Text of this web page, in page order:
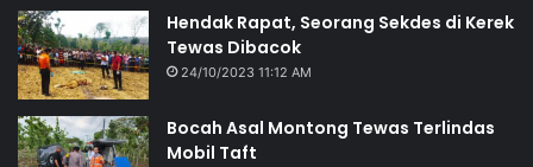
Hendak Rapat, Seorang Sekdes di Kerek
Tewas Dibacok
24/10/2023 11:12 AM
Bocah Asal Montong Tewas Terlindas
Mobil Taft